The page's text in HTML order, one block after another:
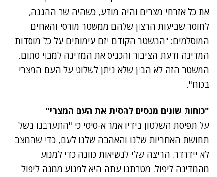
את כל אזרחי מצרים והיה מודע, כשהיה שר ההגנה,
לחוסר שביעות הרצון שלהם ממשטר מורסי והאחים
המוסלמים: "המשטר הקודם יזם עימותים על כל מוסדות
המדינה ודעת הציבור והכניס את המדינה למבוי סתום.
המשטר הזה לא הבין שלא ניתן לשלוט על העם המצרי
בכוח".
"כוחות שונים מנסים להסית את העם המצרי"
על תפיסת השלטון בידיו אמר א-סיסי כי "התערבנו בשל
תחושת האחריות שלנו והאהבה שלנו לעם, כדי שהמצב
לא יידרדר. הריצה שלי לנשיאות כוונה כדי למנוע
מהמדינה ליפול. מטרתנו עתה היא למנוע ממנה ליפול